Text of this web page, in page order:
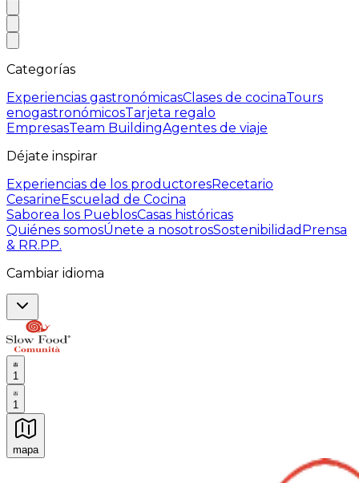
Categorías
Experiencias gastronómicasClases de cocinaTours
enogastronómicosTarjeta regalo
EmpresasTeam BuildingAgentes de viaje
Déjate inspirar
Experiencias de los productoresRecetario
CesarineEscuelad de Cocina
Saborea los PueblosCasas históricas
Quiénes somosÚnete a nosotrosSostenibilidad Prensa
& RR.PP.
Cambiar idioma
1
1
mapa
Experiencias culinarias inolvidables: Experiencias